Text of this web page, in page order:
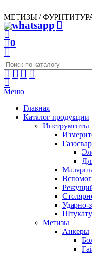
МЕТИЗЫ /
0
Меню
Главная
Каталог продукции
Инструменты
Ударно-
Метизы
Анкеры